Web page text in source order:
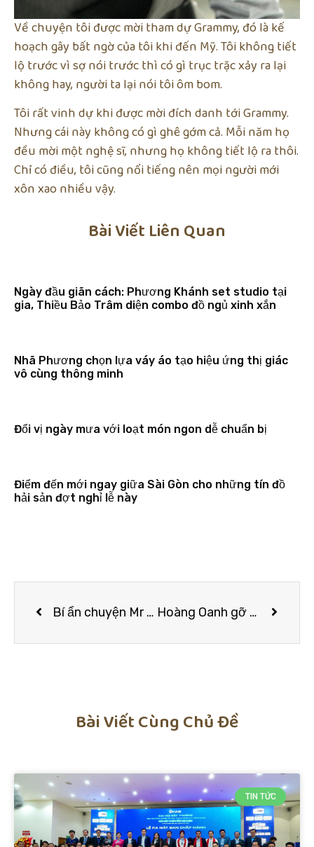
Về chuyện tôi được mời tham dự Grammy, đó là kế
hoạch gây bất ngờ của tôi khi đến Mỹ. Tôi không tiết
lộ trước vì sợ nói trước thì có gì trục trặc xảy ra lại
không hay, người ta lại nói tôi ôm bom.
Tôi rất vinh dự khi được mời đích danh tới Grammy.
Nhưng cái này không có gì ghê gớm cả. Mỗi năm họ
đều mời một nghệ sĩ, nhưng họ không tiết lộ ra thôi.
Chỉ có điều, tôi cũng nổi tiếng nên mọi người mới
xôn xao nhiều vậy.
Bài Viết Liên Quan
Ngày đầu giãn cách: Phương Khánh set studio tại
gia, Thiều Bảo Trâm diện combo đồ ngủ xinh xắn
Nhã Phương chọn lựa váy áo tạo hiệu ứng thị giác
vô cùng thông minh
Đổi vị ngày mưa với loạt món ngon dễ chuẩn bị
Điểm đến mới ngay giữa Sài Gòn cho những tín đồ
hải sản đợt nghỉ lễ này
Bí ẩn chuyện Mr Đàm giấu 2 bên gia đình, tự cưới và “đã trao chiếc nhẫn đẹp nhất cuộc đời cho 1 người” Hoàng Oanh gỡ mác “nhạt nhẽo” và trở nên “mặn chát” kể từ khi yêu trai Tây: Sắc sảo với quan điểm trong hôn nhân khiến chị em cũng phải gật gù
Bài Viết Cùng Chủ Đề
TIN TỨC